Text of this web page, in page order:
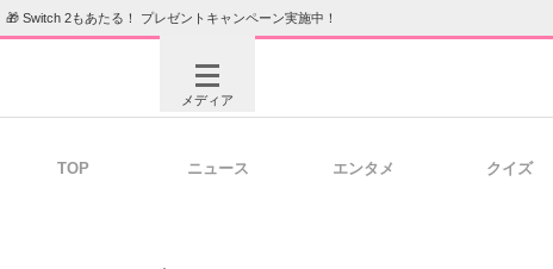
🎁 Switch 2もあたる！ プレゼントキャンペーン実施中！
メディア
TOP ニュース エンタメ クイズ